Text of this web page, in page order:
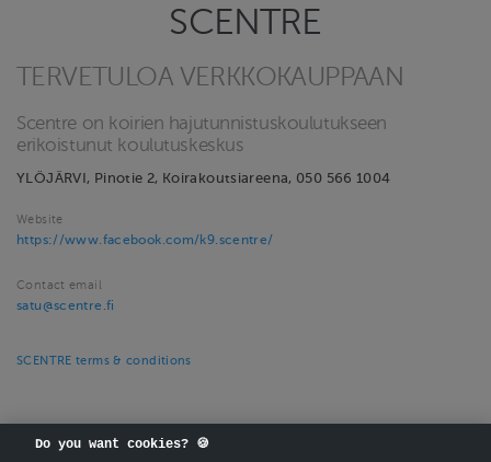
SCENTRE
TERVETULOA VERKKOKAUPPAAN
Scentre on koirien hajutunnistuskoulutukseen
erikoistunut koulutuskeskus
YLÖJÄRVI, Pinotie 2, Koirakoutsiareena, 050 566 1004
Website
https://www.facebook.com/k9.scentre/
Contact email
satu@scentre.fi
SCENTRE terms & conditions
Do you want cookies? 🍪